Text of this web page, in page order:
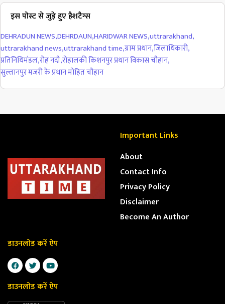
इस पोस्ट से जुड़े हुए हैशटैग्स
DEHRADUN NEWS,DEHRDAUN,HARIDWAR NEWS,uttrarakhand,
uttrarakhand news,uttrarakhand time,ग्राम प्रधान,जिलाधिकारी,
प्रतिनिधिमंडल,रोह नदी,रोहालकी किशनपुर प्रधान विकास चौहान,
सुल्तानपुर मजरी के प्रधान मोहित चौहान
Important Links
About
Contact Info
Privacy Policy
Disclaimer
Become An Author
डाउनलोड करें ऐप
डाउनलोड करें ऐप